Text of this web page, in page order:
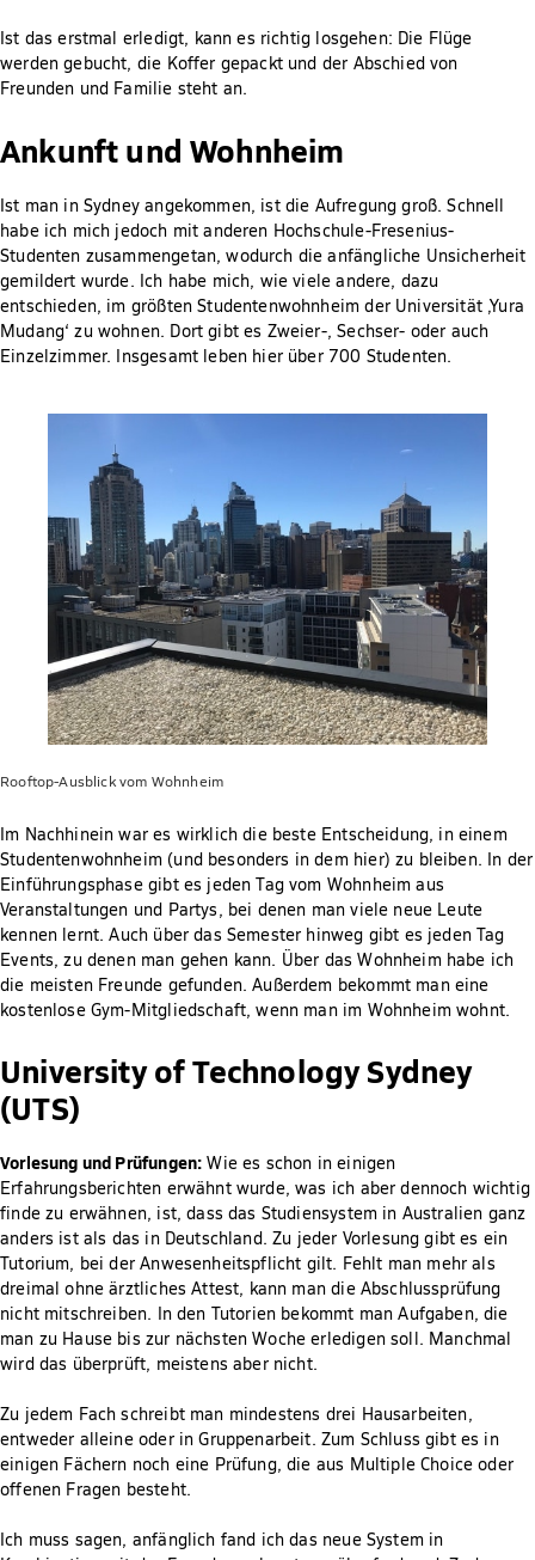
Ist das erstmal erledigt, kann es richtig losgehen: Die Flüge
werden gebucht, die Koffer gepackt und der Abschied von
Freunden und Familie steht an.
Ankunft und Wohnheim
Ist man in Sydney angekommen, ist die Aufregung groß. Schnell
habe ich mich jedoch mit anderen Hochschule-Fresenius-
Studenten zusammengetan, wodurch die anfängliche Unsicherheit
gemildert wurde. Ich habe mich, wie viele andere, dazu
entschieden, im größten Studentenwohnheim der Universität ‚Yura
Mudang‘ zu wohnen. Dort gibt es Zweier-, Sechser- oder auch
Einzelzimmer. Insgesamt leben hier über 700 Studenten.
Rooftop-Ausblick vom Wohnheim
Im Nachhinein war es wirklich die beste Entscheidung, in einem
Studentenwohnheim (und besonders in dem hier) zu bleiben. In der
Einführungsphase gibt es jeden Tag vom Wohnheim aus
Veranstaltungen und Partys, bei denen man viele neue Leute
kennen lernt. Auch über das Semester hinweg gibt es jeden Tag
Events, zu denen man gehen kann. Über das Wohnheim habe ich
die meisten Freunde gefunden. Außerdem bekommt man eine
kostenlose Gym-Mitgliedschaft, wenn man im Wohnheim wohnt.
University of Technology Sydney
(UTS)
Vorlesung und Prüfungen: Wie es schon in einigen
Erfahrungsberichten erwähnt wurde, was ich aber dennoch wichtig
finde zu erwähnen, ist, dass das Studiensystem in Australien ganz
anders ist als das in Deutschland. Zu jeder Vorlesung gibt es ein
Tutorium, bei der Anwesenheitspflicht gilt. Fehlt man mehr als
dreimal ohne ärztliches Attest, kann man die Abschlussprüfung
nicht mitschreiben. In den Tutorien bekommt man Aufgaben, die
man zu Hause bis zur nächsten Woche erledigen soll. Manchmal
wird das überprüft, meistens aber nicht.
Zu jedem Fach schreibt man mindestens drei Hausarbeiten,
entweder alleine oder in Gruppenarbeit. Zum Schluss gibt es in
einigen Fächern noch eine Prüfung, die aus Multiple Choice oder
offenen Fragen besteht.
Ich muss sagen, anfänglich fand ich das neue System in